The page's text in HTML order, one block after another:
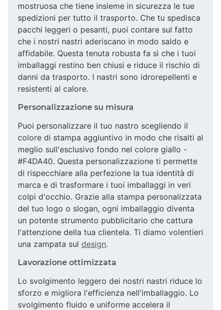
mostruosa che tiene insieme in sicurezza le tue
spedizioni per tutto il trasporto. Che tu spedisca
pacchi leggeri o pesanti, puoi contare sul fatto
che i nostri nastri aderiscano in modo saldo e
affidabile. Questa tenuta robusta fa sì che i tuoi
imballaggi restino ben chiusi e riduce il rischio di
danni da trasporto. I nastri sono idrorepellenti e
resistenti al calore.
Personalizzazione su misura
Puoi personalizzare il tuo nastro scegliendo il
colore di stampa aggiuntivo in modo che risalti al
meglio sull'esclusivo fondo nel colore giallo -
#F4DA40. Questa personalizzazione ti permette
di rispecchiare alla perfezione la tua identità di
marca e di trasformare i tuoi imballaggi in veri
colpi d'occhio. Grazie alla stampa personalizzata
del tuo logo o slogan, ogni imballaggio diventa
un potente strumento pubblicitario che cattura
l'attenzione della tua clientela. Ti diamo volentieri
una zampata sul design.
Lavorazione ottimizzata
Lo svolgimento leggero dei nostri nastri riduce lo
sforzo e migliora l'efficienza nell'imballaggio. Lo
svolgimento fluido e uniforme accelera il